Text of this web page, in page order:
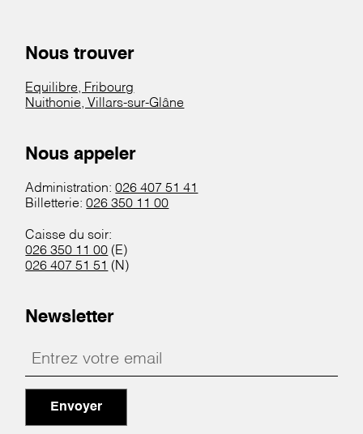
Nous trouver
Equilibre, Fribourg
Nuithonie, Villars-sur-Glâne
Nous appeler
Administration:026 407 51 41
Billetterie:026 350 11 00
Caisse du soir:
026 350 11 00 (E)
026 407 51 51 (N)
Newsletter
Envoyer